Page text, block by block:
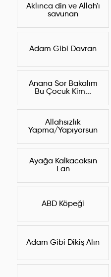
Aklınca din ve Allah'ı
savunan
Adam Gibi Davran
Anana Sor Bakalım
Bu Çocuk Kim...
Allahsızlık
Yapma/Yapıyorsun
Ayağa Kalkacaksın
Lan
ABD Köpeği
Adam Gibi Dikiş Alın